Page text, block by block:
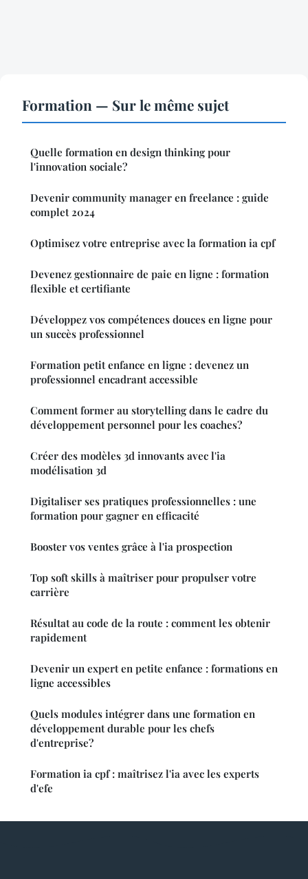
Formation — Sur le même sujet
Quelle formation en design thinking pour
l'innovation sociale?
Devenir community manager en freelance : guide
complet 2024
Optimisez votre entreprise avec la formation ia cpf
Devenez gestionnaire de paie en ligne : formation
flexible et certifiante
Développez vos compétences douces en ligne pour
un succès professionnel
Formation petit enfance en ligne : devenez un
professionnel encadrant accessible
Comment former au storytelling dans le cadre du
développement personnel pour les coaches?
Créer des modèles 3d innovants avec l'ia
modélisation 3d
Digitaliser ses pratiques professionnelles : une
formation pour gagner en efficacité
Booster vos ventes grâce à l'ia prospection
Top soft skills à maîtriser pour propulser votre
carrière
Résultat au code de la route : comment les obtenir
rapidement
Devenir un expert en petite enfance : formations en
ligne accessibles
Quels modules intégrer dans une formation en
développement durable pour les chefs
d'entreprise?
Formation ia cpf : maîtrisez l'ia avec les experts
d'efe